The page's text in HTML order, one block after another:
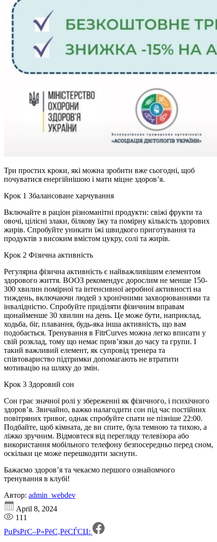
Три простих кроки, які можна зробити вже сьогодні, щоб
почуватися енергійнішою і мати міцне здоров’я.
Крок 1 Збалансоване харчування
Включайте в раціон різноманітні продукти: свіжі фрукти та
овочі, цілісні злаки, білкову їжу та помірну кількість здорових
жирів. Спробуйте уникати їжі швидкого приготування та
продуктів з високим вмістом цукру, солі та жирів.
Крок 2 Фізична активність
Регулярна фізична активність є найважливішим елементом
здорового життя. ВООЗ рекомендує дорослим не менше 150-
300 хвилин помірної та інтенсивної аеробної активності на
тиждень, включаючи людей з хронічними захворюваннями та
інвалідністю. Спробуйте приділяти фізичним вправам
щонайменше 30 хвилин на день. Це може бути, наприклад,
ходьба, біг, плавання, будь-яка інша активність, що вам
подобається. Тренування в FitrCurves можна легко вписати у
свій розклад, тому що немає прив’язки до часу та групи. І
такий важливий елемент, як супровід тренера та
співтовариство підтримки допомагають не втратити
мотивацію на шляху до змін.
Крок 3 Здоровий сон
Сон грає значної ролі у збереженні як фізичного, і психічного
здоров’я. Звичайно, важко налагодити сон під час постійних
повітряних тривог, однак спробуйте спати не пізніше 22:00.
Подбайте, щоб кімната, де ви спите, була темною та тихою, а
ліжко зручним. Відмовтеся від перегляду телевізора або
використання мобільного телефону безпосередньо перед сном,
оскільки це може перешкодити заснути.
Бажаємо здоров’я та чекаємо першого ознайомчого
тренування в клубі!
Автор: admin_webdev
April 8, 2024
111
РџРѕРґС–Р»РёС‚РёСЃСЏ: